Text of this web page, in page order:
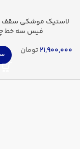
فیس سه خط
21,900,000تومان